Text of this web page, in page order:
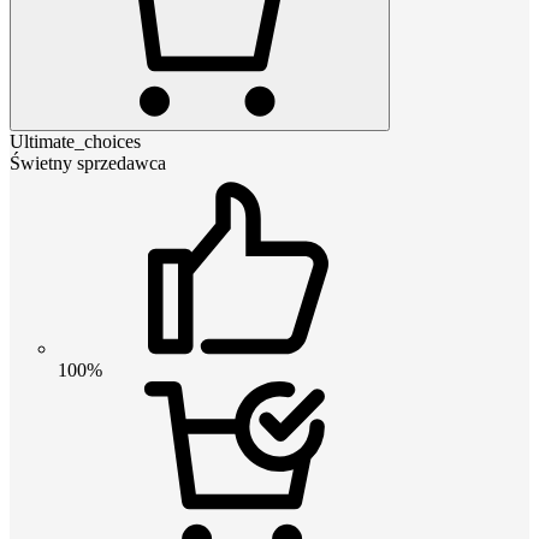
Ultimate_choices
Świetny sprzedawca
100%